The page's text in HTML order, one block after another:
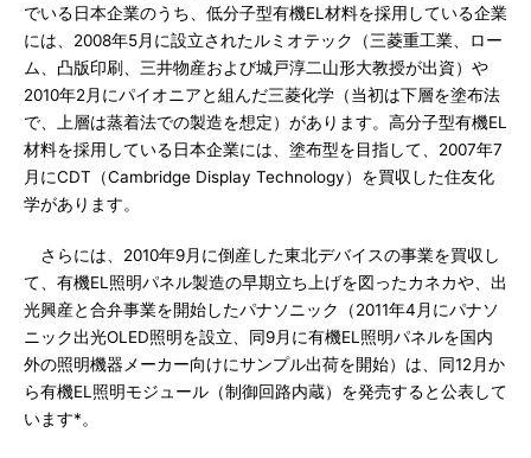
でいる日本企業のうち、低分子型有機EL材料を採用している企業
には、2008年5月に設立されたルミオテック（三菱重工業、ロー
ム、凸版印刷、三井物産および城戸淳二山形大教授が出資）や
2010年2月にパイオニアと組んだ三菱化学（当初は下層を塗布法
で、上層は蒸着法での製造を想定）があります。高分子型有機EL
材料を採用している日本企業には、塗布型を目指して、2007年7
月にCDT（Cambridge Display Technology）を買収した住友化
学があります。
さらには、2010年9月に倒産した東北デバイスの事業を買収し
て、有機EL照明パネル製造の早期立ち上げを図ったカネカや、出
光興産と合弁事業を開始したパナソニック（2011年4月にパナソ
ニック出光OLED照明を設立、同9月に有機EL照明パネルを国内
外の照明機器メーカー向けにサンプル出荷を開始）は、同12月か
ら有機EL照明モジュール（制御回路内蔵）を発売すると公表して
います*。